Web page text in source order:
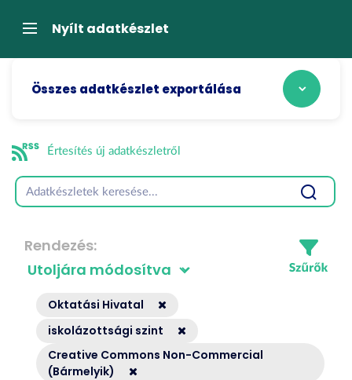
átugrásaNavigációNyílt adatkészlet
Összes adatkészlet exportálása
Értesítés új adatkészletről
Rendezés
Oktatási Hivatal
iskolázottsági szint
Creative Commons Non-Commercial
(Bármelyik)